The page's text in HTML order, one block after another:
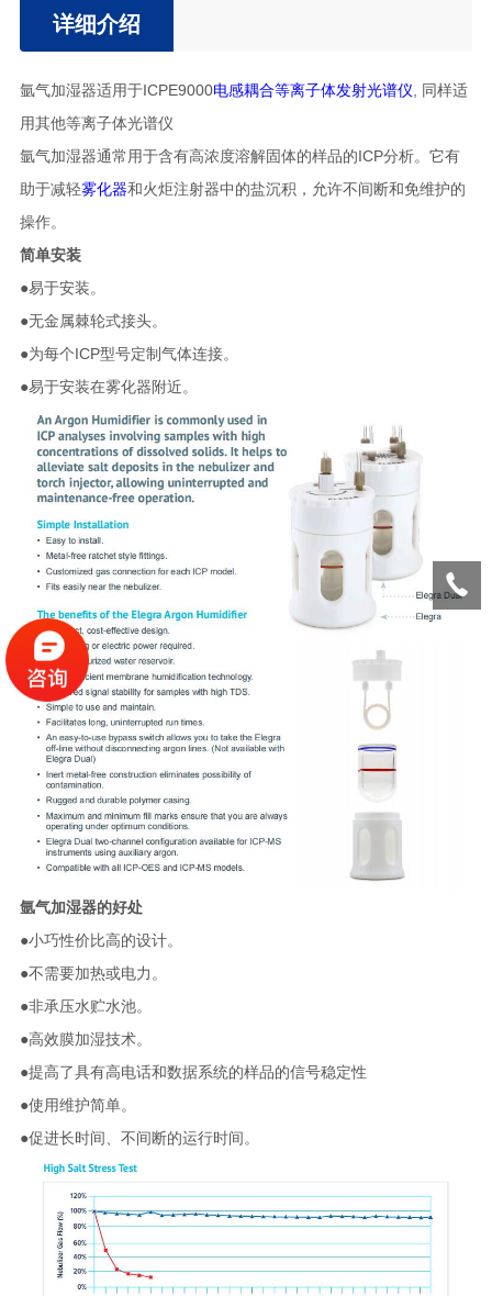
详细介绍
氩气加湿器适用于ICPE9000电感耦合等离子体发射光谱仪 , 同样适
用其他等离子体光谱仪
氩气加湿器通常用于含有高浓度溶解固体的样品的ICP分析。它有
助于减轻雾化器和火炬注射器中的盐沉积，允许不间断和免维护的
操作。
简单安装
●易于安装。
●无金属棘轮式接头。
●为每个ICP型号定制气体连接。
●易于安装在雾化器附近。
氩气加湿器的好处
●小巧性价比高的设计。
●不需要加热或电力。
●非承压水贮水池。
●高效膜加湿技术。
●提高了具有高电话和数据系统的样品的信号稳定性
●使用维护简单。
●促进长时间、不间断的运行时间。